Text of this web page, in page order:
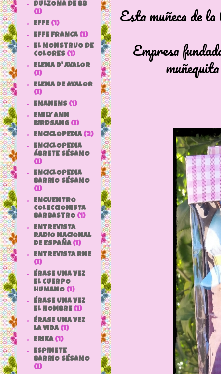
Esta muñeca de
Empresa
DULZONA DE BB
(1)
EFFE (1)
EFFE FRANCA (1)
EL MONSTRUO DE
COLORES (1)
ELENA D' AVALOR
(1)
ELENA DE AVALOR
(1)
EMANENS (1)
EMILY ANN
BIRDSANG (1)
ENCICLOPEDIA (2)
ENCICLOPEDIA
ÁBRETE SÉSAMO
(1)
ENCICLOPEDIA
BARRIO SÉSAMO
(1)
ENCUENTRO
COLECCIONISTA
BARBASTRO (1)
ENTREVISTA
RADIO NACIONAL
DE ESPAÑA (1)
ENTREVISTA RNE
(1)
ÉRASE UNA VEZ
EL CUERPO
HUMANO (1)
ÉRASE UNA VEZ
EL HOMBRE (1)
ÉRASE UNA VEZ
LA VIDA (1)
ERIKA (1)
ESPINETE
BARRIO SÉSAMO
(1)